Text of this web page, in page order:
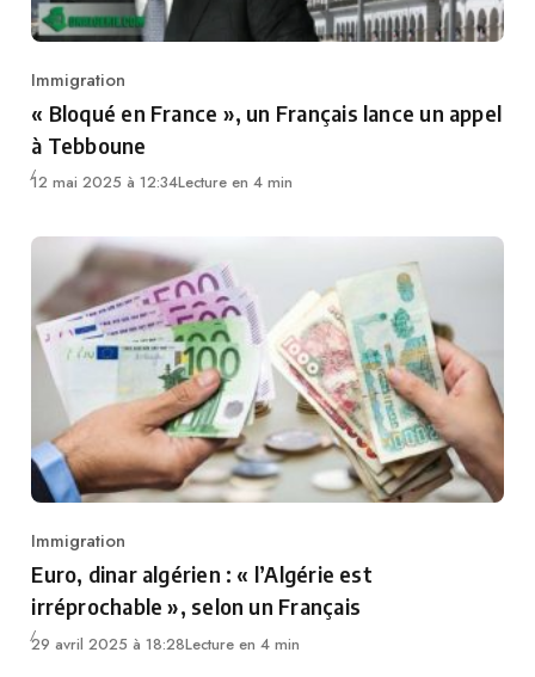
Category
Immigration
« Bloqué en France », un Français lance un appel
à Tebboune
12 mai 2025 à 12:34Lecture en 4 min
Category
Immigration
Euro, dinar algérien : « l’Algérie est
irréprochable », selon un Français
29 avril 2025 à 18:28Lecture en 4 min